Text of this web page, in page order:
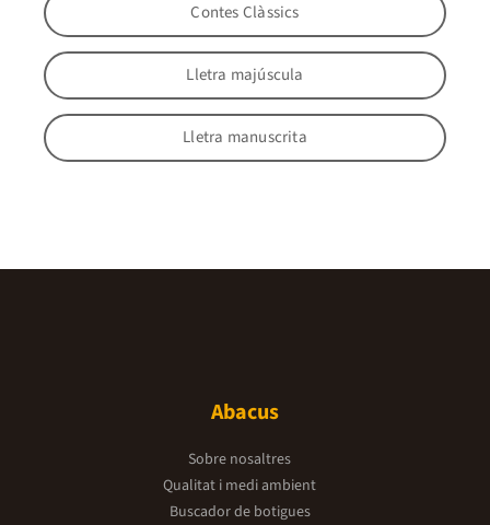
Contes Clàssics
Lletra majúscula
Lletra manuscrita
Abacus
Sobre nosaltres
Qualitat i medi ambient
Buscador de botigues